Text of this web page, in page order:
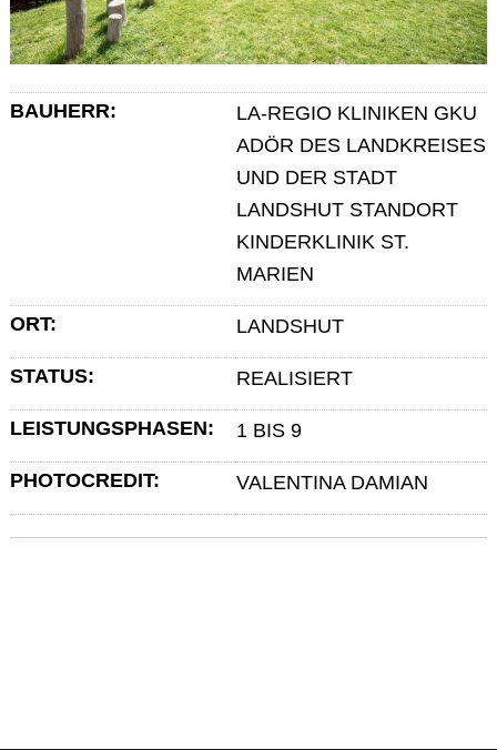
BAUHERR:
LA-REGIO KLINIKEN GKU
ADÖR DES LANDKREISES
UND DER STADT
LANDSHUT STANDORT
KINDERKLINIK ST.
MARIEN
ORT: LANDSHUT
STATUS: REALISIERT
LEISTUNGSPHASEN: 1 BIS 9
PHOTOCREDIT: VALENTINA DAMIAN